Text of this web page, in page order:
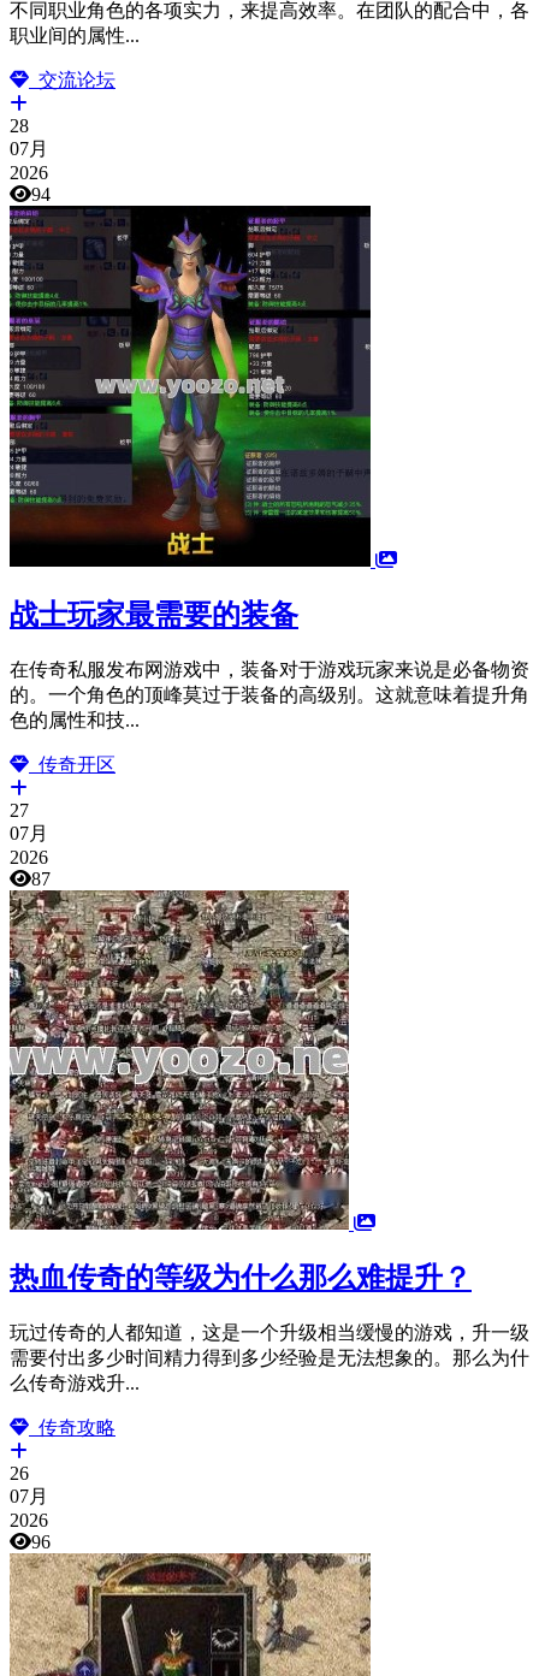
不同职业角色的各项实力，来提高效率。在团队的配合中，各
职业间的属性...
交流论坛
28
07月
2026
94
战士玩家最需要的装备
在传奇私服发布网游戏中，装备对于游戏玩家来说是必备物资
的。一个角色的顶峰莫过于装备的高级别。这就意味着提升角
色的属性和技...
传奇开区
27
07月
2026
87
热血传奇的等级为什么那么难提升？
玩过传奇的人都知道，这是一个升级相当缓慢的游戏，升一级
需要付出多少时间精力得到多少经验是无法想象的。那么为什
么传奇游戏升...
传奇攻略
26
07月
2026
96